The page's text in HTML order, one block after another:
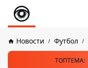
Новости Футбол
ТОПТЕМА: